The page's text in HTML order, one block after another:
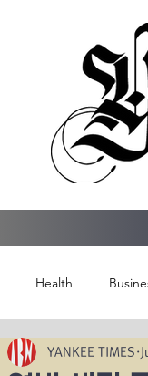
Health
YANKEE TIMES